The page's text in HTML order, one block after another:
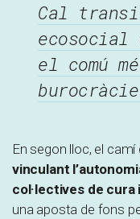
Cal
el comú
En segon lloc, el camí
vinculant
col·lectives de
una aposta de fons